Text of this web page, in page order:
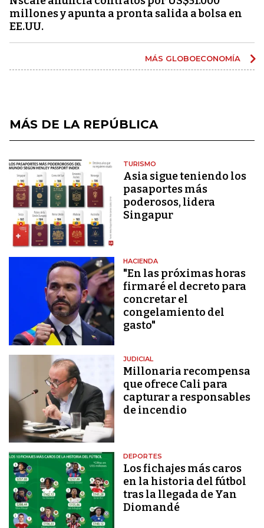
millones y apunta a pronta salida a bolsa en
EE.UU.
MÁS GLOBOECONOMÍA
MÁS DE LA REPÚBLICA
TURISMO
Asia sigue teniendo los
pasaportes más
poderosos, lidera
Singapur
HACIENDA
"En las próximas horas
firmaré el decreto para
concretar el
congelamiento del
gasto"
JUDICIAL
Millonaria recompensa
que ofrece Cali para
capturar a responsables
de incendio
DEPORTES
Los fichajes más caros
en la historia del fútbol
tras la llegada de Yan
Diomandé